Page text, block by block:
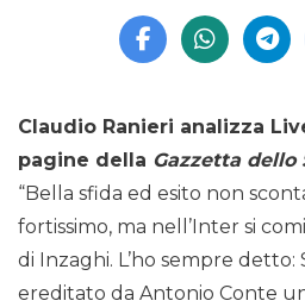
Claudio Ranieri analizza
pagine della Gazzetta dello
“Bella sfida ed esito non
fortissimo, ma nell’Inter si
di Inzaghi. L’ho sempre detto:
ereditato da Antonio Conte